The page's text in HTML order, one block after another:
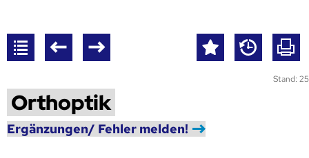
Stand:
Orthoptik
Ergänzungen/ Fehler melden!